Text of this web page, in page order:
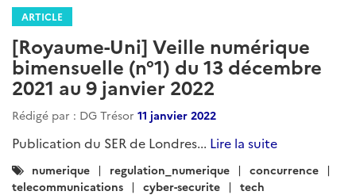
ARTICLE
[Royaume-Uni] Veille numérique
bimensuelle (n°1) du 13 décembre
2021 au 9 janvier 2022
Rédigé par : DG Trésor 11 janvier 2022
Publication du SER de Londres... Lire la suite
Catégories
:
numerique regulation_numerique
concurrence
telecommunications
cyber-securite tech